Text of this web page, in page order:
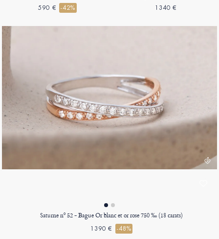
590 € -42% 1340 €
Saturne nº 52 - Bague Or blanc et or rose 750 ‰ (18 carats)
1390 € -48%